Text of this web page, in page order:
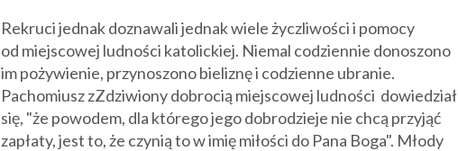
Rekruci jednak doznawali jednak wiele życzliwości i pomocy
od miejscowej ludności katolickiej. Niemal codziennie donoszono
im pożywienie, przynoszono bieliznę i codzienne ubranie.
Pachomiusz zZdziwiony dobrocią miejscowej ludności dowiedział
się, "że powodem, dla którego jego dobrodzieje nie chcą przyjąć
zapłaty, jest to, że czynią to w imię miłości do Pana Boga". Młody